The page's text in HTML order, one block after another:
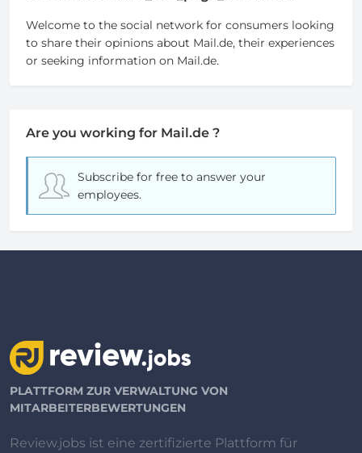
Welcome to the social network for consumers looking
to share their opinions about Mail.de, their experiences
or seeking information on Mail.de.
Are you working for Mail.de ?
Subscribe for freeto answer your
employees.
PLATTFORM ZUR VERWALTUNG VON
MITARBEITERBEWERTUNGEN
Review.jobs ist eine zertifizierte Plattform für